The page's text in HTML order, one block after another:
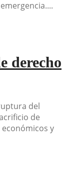
derecho
del
de
y